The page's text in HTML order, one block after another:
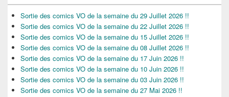
Sortie des comics VO de la semaine du 29 Juillet 2026 !!
Sortie des comics VO de la semaine du 22 Juillet 2026 !!
Sortie des comics VO de la semaine du 15 Juillet 2026 !!
Sortie des comics VO de la semaine du 08 Juillet 2026 !!
Sortie des comics VO de la semaine du 17 Juin 2026 !!
Sortie des comics VO de la semaine du 10 Juin 2026 !!
Sortie des comics VO de la semaine du 03 Juin 2026 !!
Sortie des comics VO de la semaine du 27 Mai 2026 !!